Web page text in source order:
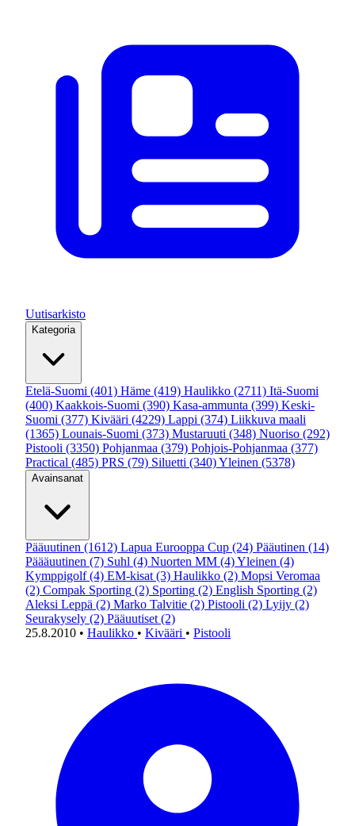
Uutisarkisto
Kategoria
Etelä-Suomi (401) Häme (419) Haulikko (2711) Itä-Suomi
(400) Kaakkois-Suomi (390) Kasa-ammunta (399) Keski-
Suomi (377) Kivääri (4229) Lappi (374) Liikkuva maali
(1365) Lounais-Suomi (373) Mustaruuti (348) Nuoriso (292)
Pistooli (3350) Pohjanmaa (379) Pohjois-Pohjanmaa (377)
Practical (485) PRS (79) Siluetti (340)Yleinen (5378)
Avainsanat
Pääuutinen (1612) Lapua Eurooppa Cup (24) Pääutinen (14)
Päääuutinen (7) Suhl (4) Nuorten MM (4)Yleinen (4)
Kymppigolf (4) EM-kisat (3) Haulikko (2) Mopsi Veromaa
(2) Compak Sporting (2) Sporting (2) English Sporting (2)
Aleksi Leppä (2) Marko Talvitie (2) Pistooli (2) Lyijy (2)
Seurakysely (2) Pääuutiset (2)
25.8.2010 • Haulikko • Kivääri • Pistooli